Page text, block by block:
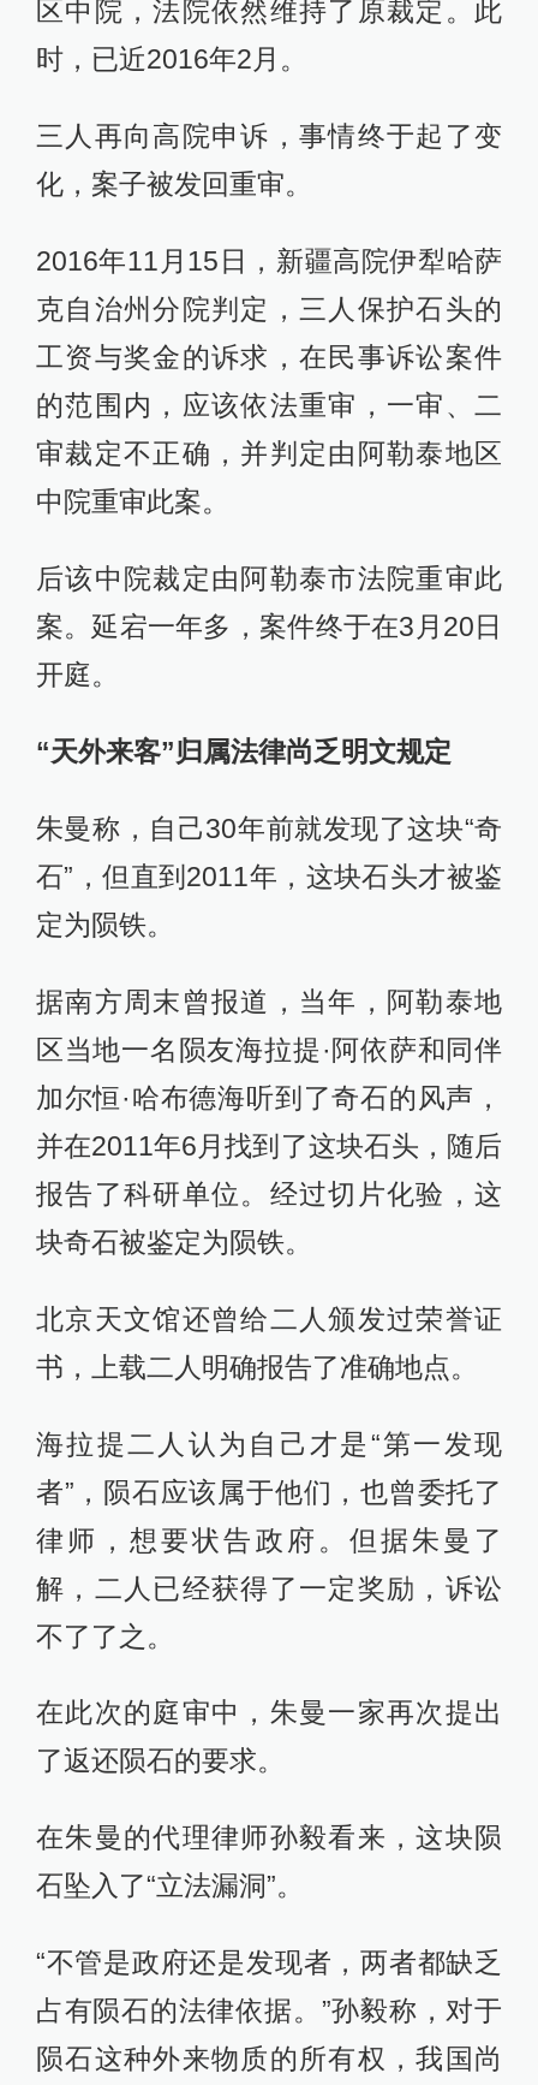
区中院，法院依然维持了原裁定。此
时，已近2016年2月。
三人再向高院申诉，事情终于起了变
化，案子被发回重审。
2016年11月15日，新疆高院伊犁哈萨
克自治州分院判定，三人保护石头的
工资与奖金的诉求，在民事诉讼案件
的范围内，应该依法重审，一审、二
审裁定不正确，并判定由阿勒泰地区
中院重审此案。
后该中院裁定由阿勒泰市法院重审此
案。延宕一年多，案件终于在3月20日
开庭。
“天外来客”归属法律尚乏明文规定
朱曼称，自己30年前就发现了这块“奇
石”，但直到2011年，这块石头才被鉴
定为陨铁。
据南方周末曾报道，当年，阿勒泰地
区当地一名陨友海拉提·阿依萨和同伴
加尔恒·哈布德海听到了奇石的风声，
并在2011年6月找到了这块石头，随后
报告了科研单位。经过切片化验，这
块奇石被鉴定为陨铁。
北京天文馆还曾给二人颁发过荣誉证
书，上载二人明确报告了准确地点。
海拉提二人认为自己才是“第一发现
者”，陨石应该属于他们，也曾委托了
律师，想要状告政府。但据朱曼了
解，二人已经获得了一定奖励，诉讼
不了了之。
在此次的庭审中，朱曼一家再次提出
了返还陨石的要求。
在朱曼的代理律师孙毅看来，这块陨
石坠入了“立法漏洞”。
“不管是政府还是发现者，两者都缺乏
占有陨石的法律依据。”孙毅称，对于
陨石这种外来物质的所有权，我国尚